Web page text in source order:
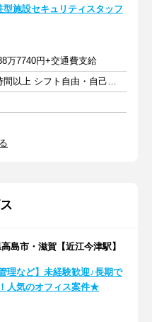
型施設セキュリティスタッフ
万7740円+交通費支給
週5日以上 1日8時間以上 シフト自由・自己申告
島市・滋賀【近江今津駅】
理など】未経験歓迎♪長期で
人気のオフィス案件★